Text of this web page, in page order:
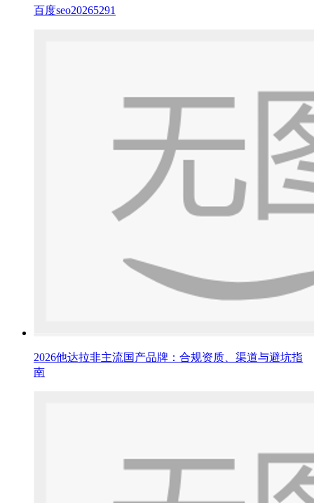
百度seo20265291
2026他达拉非主流国产品牌：合规资质、渠道与避坑指
南